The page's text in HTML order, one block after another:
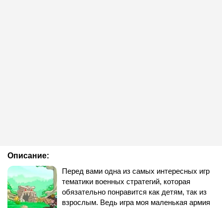
Описание:
Перед вами одна из самых интересных игр
тематики военных стратегий, которая
обязательно понравится как детям, так из
взрослым. Ведь игра моя маленькая армия